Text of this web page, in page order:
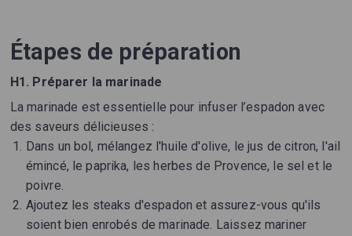
Étapes de préparation
H1. Préparer la marinade
La marinade est essentielle pour infuser l’espadon avec
des saveurs délicieuses :
Dans un bol, mélangez l'huile d'olive, le jus de citron, l'ail
émincé, le paprika, les herbes de Provence, le sel et le
poivre.
Ajoutez les steaks d'espadon et assurez-vous qu'ils
soient bien enrobés de marinade. Laissez mariner